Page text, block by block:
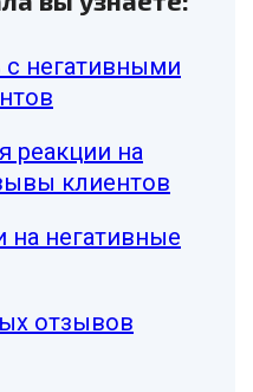
с негативными
реакции на
клиентов
на негативные
отзывов